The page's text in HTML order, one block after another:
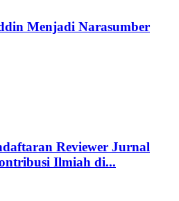
Menjadi Narasumber
Reviewer Jurnal
Ilmiah di...